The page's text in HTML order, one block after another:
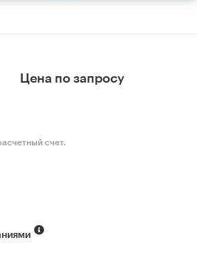
Цена по запросу
счет.